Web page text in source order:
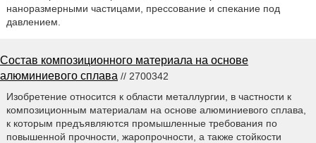
наноразмерными частицами, прессование и спекание под
давлением.
Состав композиционного материала на основе
алюминиевого сплава // 2700342
Изобретение относится к области металлургии, в частности к
композиционным материалам на основе алюминиевого сплава,
к которым предъявляются промышленные требования по
повышенной прочности, жаропрочности, а также стойкости